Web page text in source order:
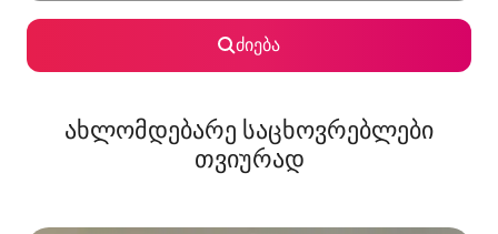
ძიება
ახლომდებარე საცხოვრებლები
თვიურად